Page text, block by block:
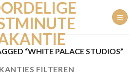
“WHITE PALACE STUDIOS”
FILTEREN